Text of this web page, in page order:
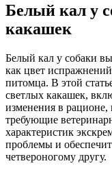
Белый кал у
какашек
Белый кал у собаки
как цвет испражнений
питомца. В этой
светлых какашек,
изменения в рационе,
требующие
характеристик
проблемы и
четвероногому другу.